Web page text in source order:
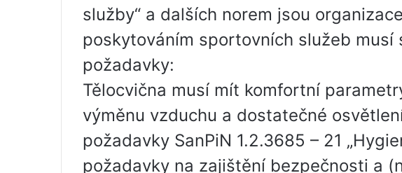
služby“ a dalších norem jsou
poskytováním sportovních služeb musí
požadavky:
Tělocvična musí mít komfortní
výměnu vzduchu a dostatečné
požadavky SanPiN 1.2.3685 – 21
požadavky na zajištění bezpečnosti a